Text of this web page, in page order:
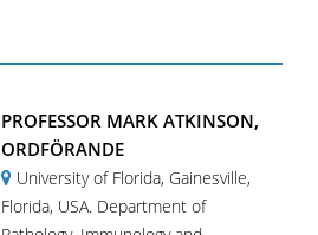
PROFESSOR MARK ATKINSON,
ORDFÖRANDE
University of Florida, Gainesville,
Florida, USA. Department of